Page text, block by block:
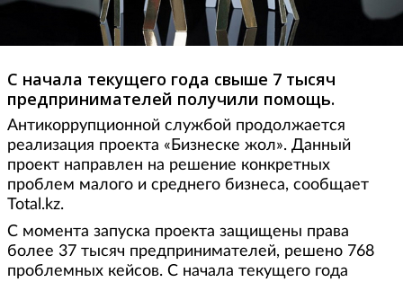
С начала текущего года свыше 7 тысяч
предпринимателей получили помощь.
Антикоррупционной службой продолжается
реализация проекта «Бизнеске жол». Данный
проект направлен на решение конкретных
проблем малого и среднего бизнеса, сообщает
Total.kz.
С момента запуска проекта защищены права
более 37 тысяч предпринимателей, решено 768
проблемных кейсов. С начала текущего года